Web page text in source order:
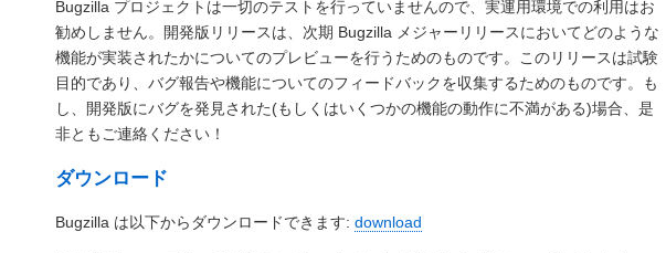
Bugzilla プロジェクトは一切のテストを行っていませんので、実運用環境での利用はお
勧めしません。開発版リリースは、次期 Bugzilla メジャーリリースにおいてどのような
機能が実装されたかについてのプレビューを行うためのものです。このリリースは試験
目的であり、バグ報告や機能についてのフィードバックを収集するためのものです。も
し、開発版にバグを発見された(もしくはいくつかの機能の動作に不満がある)場合、是
非ともご連絡ください！
ダウンロード
Bugzilla は以下からダウンロードできます: download